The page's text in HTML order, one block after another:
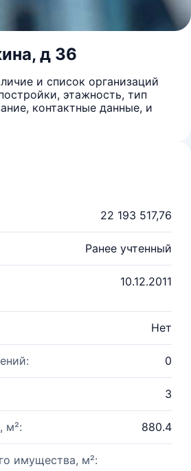
д 36
и список организаций
этажность, тип
контактные данные, и
22 193 517,76
Ранее учтенный
10.12.2011
Нет
0
3
м²: 880.4
имущества, м²: